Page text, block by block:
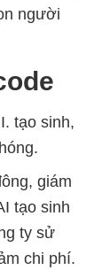
người
tạo sinh,
giám
tạo sinh
ty sử
chi phí.